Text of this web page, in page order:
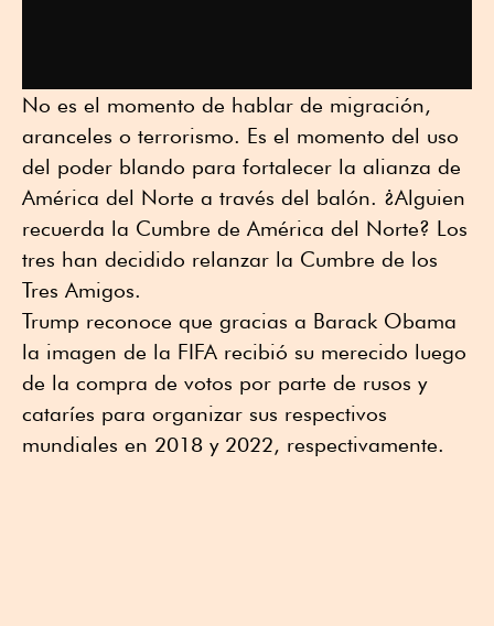
No es el momento de hablar de migración,
aranceles o terrorismo. Es el momento del uso
del poder blando para fortalecer la alianza de
América del Norte a través del balón. ¿Alguien
recuerda la Cumbre de América del Norte? Los
tres han decidido relanzar la Cumbre de los
Tres Amigos.
Trump reconoce que gracias a Barack Obama
la imagen de la FIFA recibió su merecido luego
de la compra de votos por parte de rusos y
cataríes para organizar sus respectivos
mundiales en 2018 y 2022, respectivamente.